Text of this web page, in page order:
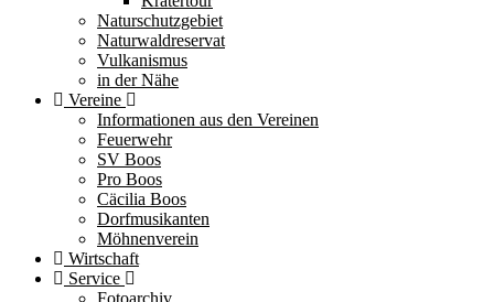
Naturschutzgebiet
Naturwaldreservat
Vulkanismus
in der Nähe
Vereine
Informationen aus den Vereinen
Feuerwehr
SV Boos
Pro Boos
Cäcilia Boos
Dorfmusikanten
Möhnenverein
Wirtschaft
Service
Fotoarchiv